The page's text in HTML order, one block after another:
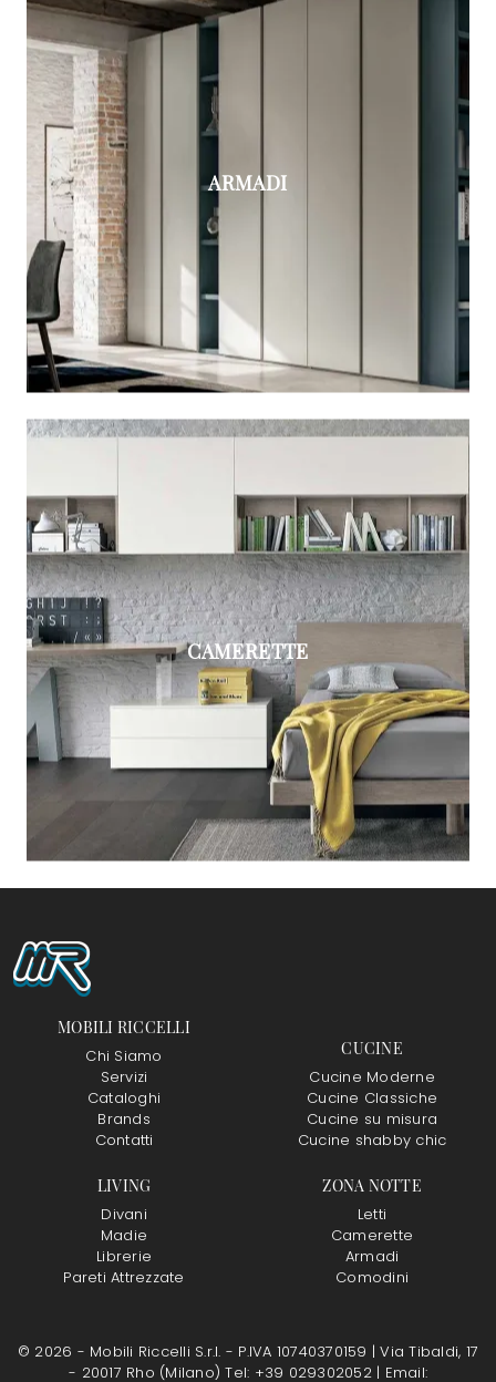
ARMADI
CAMERETTE
MOBILI RICCELLI
Chi Siamo
Servizi
Cataloghi
Brands
Contatti
CUCINE
Cucine Moderne
Cucine Classiche
Cucine su misura
Cucine shabby chic
LIVING
Divani
Madie
Librerie
Pareti Attrezzate
ZONA NOTTE
Letti
Camerette
Armadi
Comodini
© 2026 - Mobili Riccelli S.r.l. - P.IVA 10740370159 |Via Tibaldi, 17
- 20017 Rho (Milano) Tel: +39 029302052 | Email: